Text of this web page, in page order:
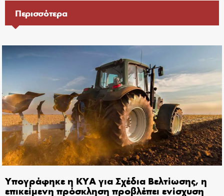
Περισσότερα
Υπογράφηκε η ΚΥΑ για Σχέδια Βελτίωσης, η
επικείμενη πρόσκληση προβλέπει ενίσχυση